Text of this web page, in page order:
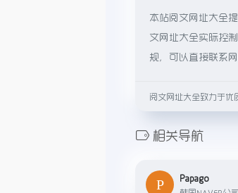
本站阅文网址大全
文网址大全实际控
规，可以直接联系
阅文网址大全致力于优
相关导航
Papago